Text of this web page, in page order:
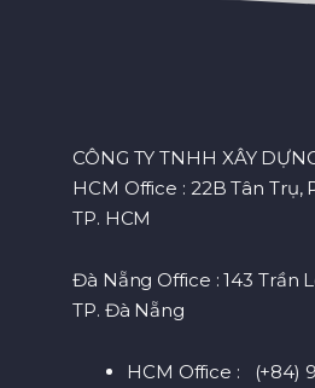
CÔNG TY TNHH XÂY
HCM Office : 22B Tân Trụ,
TP. HCM
Đà Nẵng Office : 143 Trần
TP. Đà Nẵng
HCM Office : (+84)